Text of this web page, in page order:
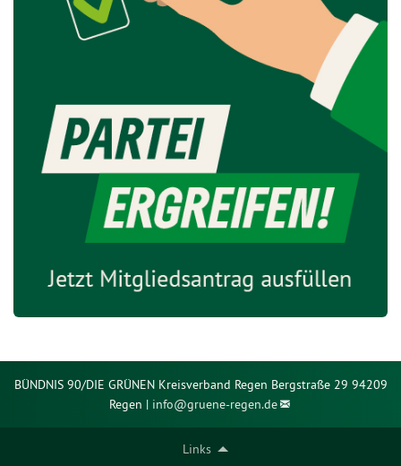
Links
BÜNDNIS 90/DIE GRÜNEN Kreisverband Regen Bergstraße 29 94209
Regen | info@gruene-regen.de